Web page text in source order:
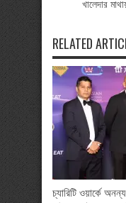
খালেদার
RELATED
চ্যারিটি ওয়ার্কে